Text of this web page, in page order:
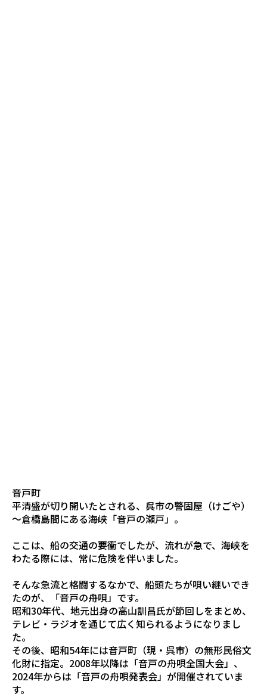
音戸町
平清盛が切り開いたとされる、呉市の警固屋（けごや）
～倉橋島間にある海峡「音戸の瀬戸」。
ここは、船の交通の要衝でしたが、流れが急で、海峡を
わたる際には、常に危険を伴いました。
そんな急流と格闘するなかで、船頭たちが唄い継いでき
たのが、「音戸の舟唄」です。
昭和30年代、地元出身の高山訓昌氏が節回しをまとめ、
テレビ・ラジオを通じて広く知られるようになりまし
た。
その後、昭和54年には音戸町（現・呉市）の無形民俗文
化財に指定。2008年以降は「音戸の舟唄全国大会」、
2024年からは「音戸の舟唄発表会」が開催されていま
す。